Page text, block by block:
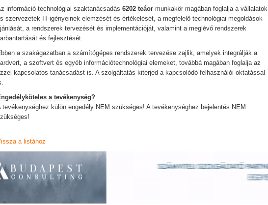
információ technológiai szaktanácsadás 6202 teáor munkakör magában foglalja a vállalatok
szervezetek IT-igényeinek elemzését és értékelését, a megfelelő technológiai megoldások
a rendszerek tervezését és implementációját, valamint a meglévő rendszerek
és fejlesztését.
a szakágazatban a számítógépes rendszerek tervezése zajlik, amelyek integrálják a
a szoftvert és egyéb információtechnológiai elemeket, továbbá magában foglalja az
kapcsolatos tanácsadást is. A szolgáltatás kiterjed a kapcsolódó felhasználói oktatással
a tevékenység?
tevékenységhez külön engedély NEM szükséges! A tevékenységhez bejelentés NEM
a listához